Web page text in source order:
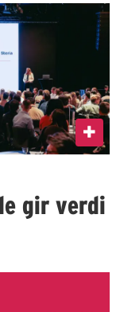
gir verdi